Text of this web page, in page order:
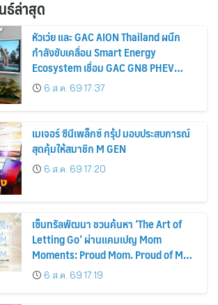
ธ์ล่าสุด
หัวเว่ย และ GAC AION Thailand ผนึก
กำลังขับเคลื่อน Smart Energy
Ecosystem เชื่อม GAC GN8 PHEV
รถยนต์ MPV ระดับพรีเมียม เข้ากับ
พลังงานแสงอาทิตย์ภายในบ้าน
6 ส.ค. 69 17:37
เมเจอร์ ซีนีเพล็กซ์ กรุ้ป มอบประสบการณ์
สุดคุ้มให้สมาชิก M GEN
6 ส.ค. 69 17:20
เซ็นทรัลพัฒนา ชวนค้นหา ‘The Art of
Letting Go’ ผ่านแคมเปญ Mom
Moments: Proud Mom. Proud of My
Mom.6 ส.ค. 69 17:19